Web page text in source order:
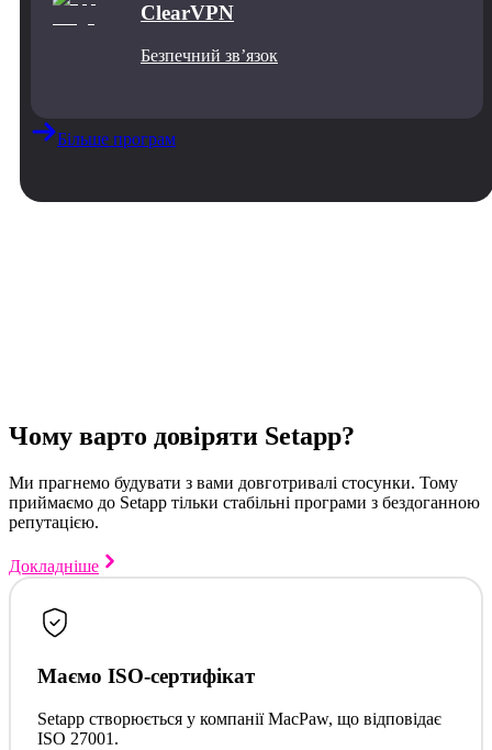
ClearVPN
Безпечний звʼязок
Більше програм
Чому варто довіряти Setapp?
Ми прагнемо будувати з вами довготривалі стосунки. Тому
приймаємо до Setapp тільки стабільні програми з бездоганною
репутацією.
Докладніше
Маємо ISO-сертифікат
Setapp створюється у компанії MacPaw, що відповідає
ISO 27001.